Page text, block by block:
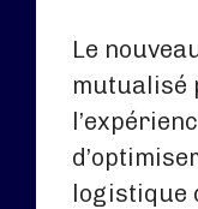
Le
mutualisé
logistique